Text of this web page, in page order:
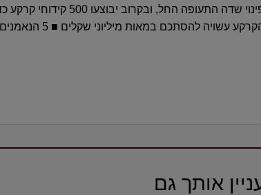
עשויה להסתכם במאות מיליוני שקלים ■ 5 הנאמנים שמונו כדי ללוות את בעלי הקרקע צפויים לקבל 4.75% משווייה
אותך גם